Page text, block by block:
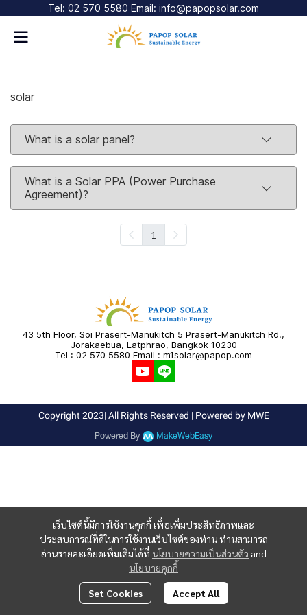
Tel: 02 570 5580 Email: info@papopsolar.com
solar
What is a solar panel?
What is a Solar PPA (Power Purchase
Agreement)?
1
เว็บไซต์นี้มีการใช้งานคุกกี้ เพื่อเพิ่มประสิทธิภาพและ
ประสบการณ์ที่ดีในการใช้งานเว็บไซต์ของท่าน ท่านสามารถ
อ่านรายละเอียดเพิ่มเติมได้ที่ นโยบายความเป็นส่วนตัว and
นโยบายคุกกี้
Set Cookies Accept All
43 5th Floor, Soi Prasert-Manukitch 5 Prasert-Manukitch Rd.,
Jorakaebua, Latphrao, Bangkok 10230
Tel : 02 570 5580 Email : m1solar@papop.com
Copyright 2023| All Rights Reserved | Powered by MWE
Powered By MakeWebEasy